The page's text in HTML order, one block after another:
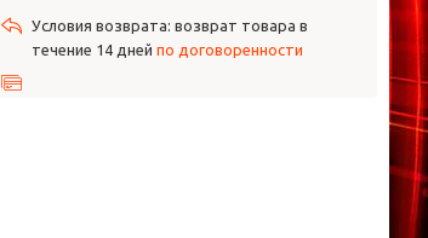
возврат товара в
течение 14 дней по договоренности